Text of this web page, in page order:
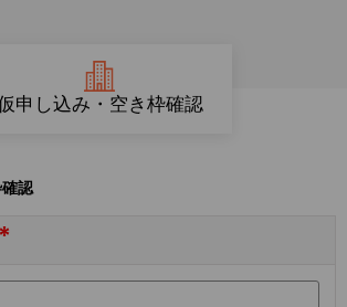
申し込み・空き枠確認
認
*